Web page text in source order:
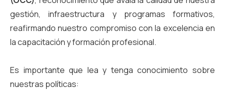
gestión, infraestructura y programas formativos,
reafirmando nuestro compromiso con la excelencia en
la capacitación y formación profesional.
Es importante que lea y tenga conocimiento sobre
nuestras políticas: